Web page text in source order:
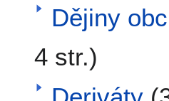
Dějiny
4 str.)